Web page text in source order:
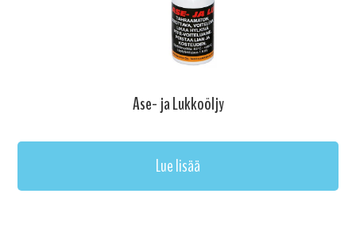
Ase- ja Lukkoöljy
Lue lisää